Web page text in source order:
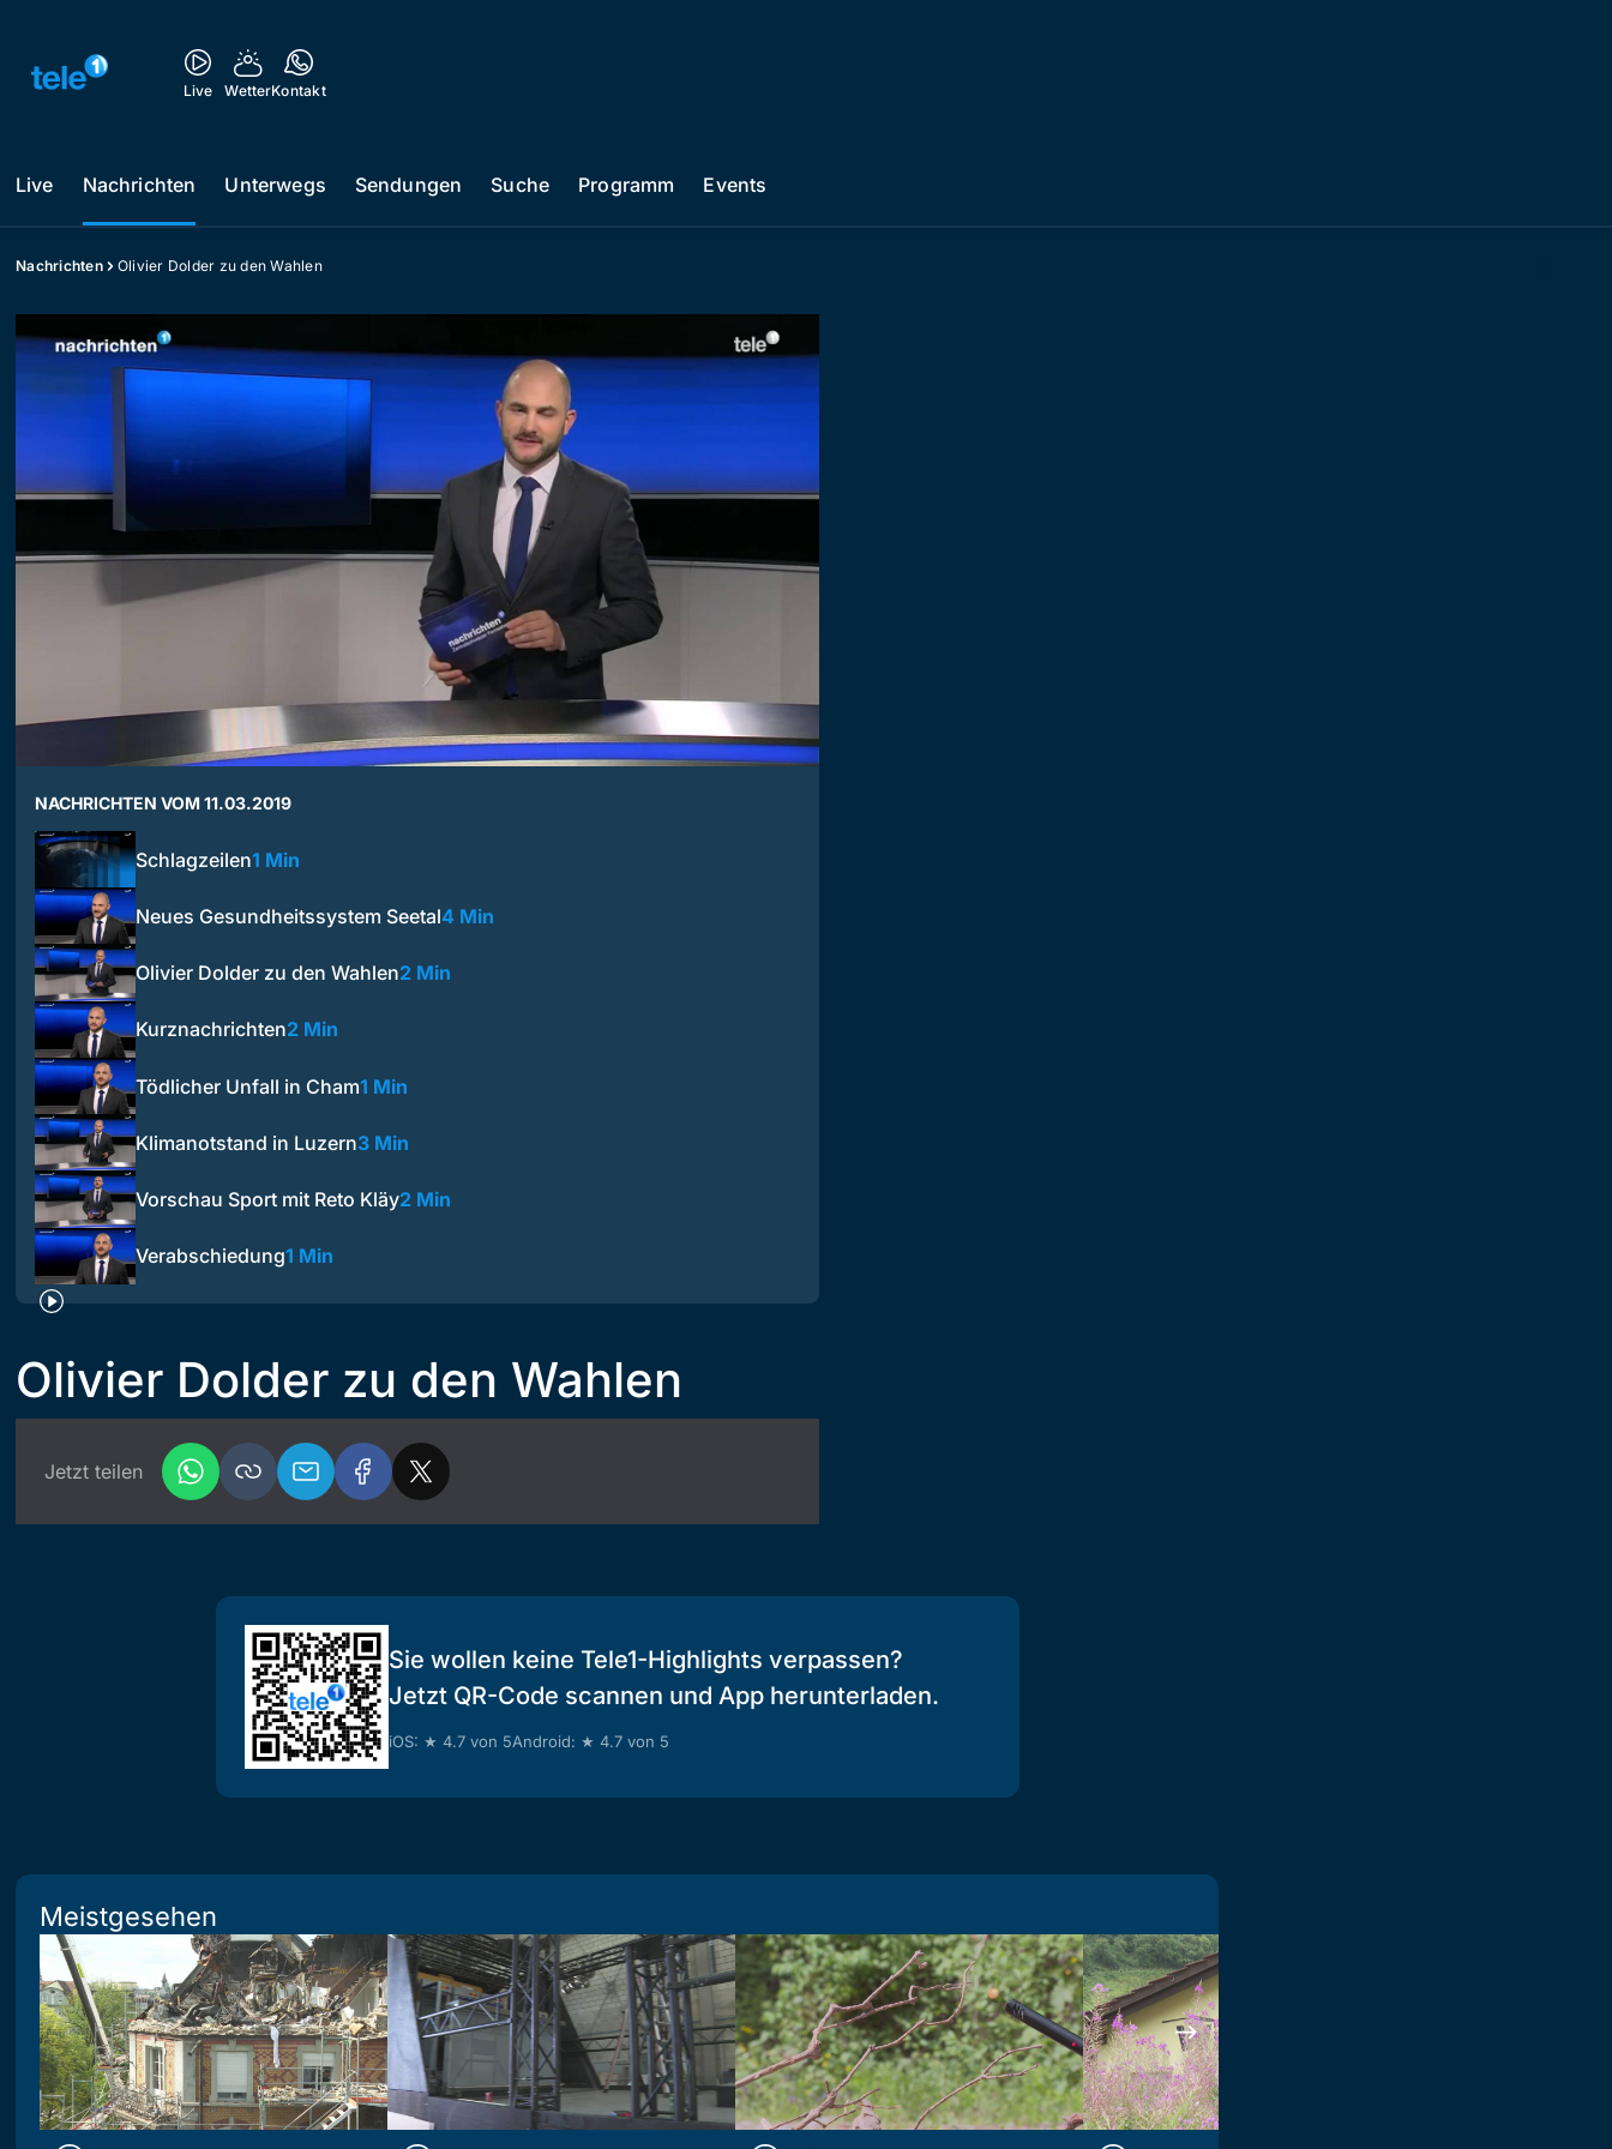
Live WetterKontakt
Live Nachrichten Unterwegs Sendungen Suche Programm Events
Nachrichten Olivier Dolder zu den Wahlen
NACHRICHTEN VOM 11.03.2019
Schlagzeilen1 Min
Neues Gesundheitssystem Seetal4 Min
Olivier Dolder zu den Wahlen2 Min
Kurznachrichten2 Min
Tödlicher Unfall in Cham1 Min
Klimanotstand in Luzern3 Min
Vorschau Sport mit Reto Kläy2 Min
Verabschiedung1 Min
Olivier Dolder zu den Wahlen
Jetzt teilen
Sie wollen keine Tele1-Highlights verpassen?
Jetzt QR-Code scannen und App herunterladen.
iOS: ★ 4.7 von 5Android: ★ 4.7 von 5
Meistgesehen